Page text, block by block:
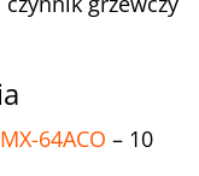
64ACO – 10